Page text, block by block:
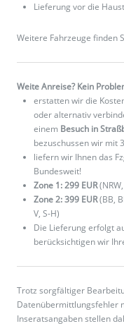
Lieferung vor die
Weitere Fahrzeuge finden
Weite Anreise? Kein
erstatten wir die
oder alternativ
einem Besuch in
bezuschussen wir mit
liefern wir Ihnen das
Bundesweit!
Zone 1: 299 EUR(NRW,
Zone 2: 399 EUR(BB,
V, S-H)
Die Lieferung erfolgt
berücksichtigen wir
Trotz sorgfältiger
Datenübermittlungsfehler
Inseratsangaben stellen